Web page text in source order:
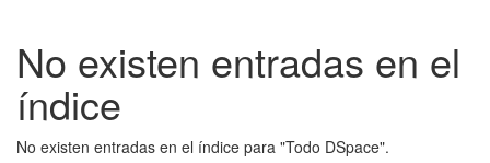
No existen entradas en el
índice
No existen entradas en el índice para "Todo DSpace".